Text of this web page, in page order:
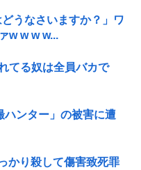
うなさいますか？」ワ
w w w w...
てる奴は全員バカで
ハンター」の被害に遭
かり殺して傷害致死罪